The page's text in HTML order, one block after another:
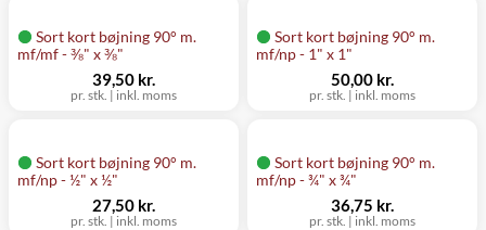
Sort kort bøjning 90° m.
mf/mf - ⅜" x ⅜"
pr. stk. | inkl. moms
39,50 kr.
Sort kort bøjning 90° m.
mf/np - 1" x 1"
pr. stk. | inkl. moms
50,00 kr.
Sort kort bøjning 90° m.
mf/np - ½" x ½"
pr. stk. | inkl. moms
27,50 kr.
Sort kort bøjning 90° m.
mf/np - ¾" x ¾"
pr. stk. | inkl. moms
36,75 kr.